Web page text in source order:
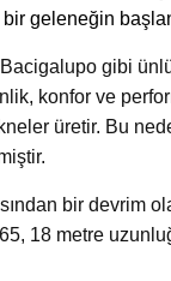
geleneğin
gibi
konfor ve
üretir. Bu
bir devrim
18 metre